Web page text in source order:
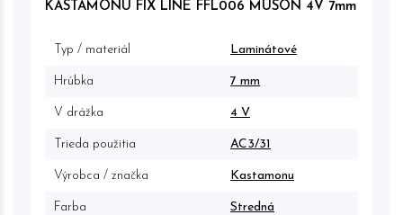
KASTAMONU FIX LINE FFL006 MUSON 4V 7mm
Typ / materiál Laminátové
Hrúbka 7 mm
V drážka 4 V
Trieda použitia AC3/31
Výrobca / značka Kastamonu
Farba Stredná